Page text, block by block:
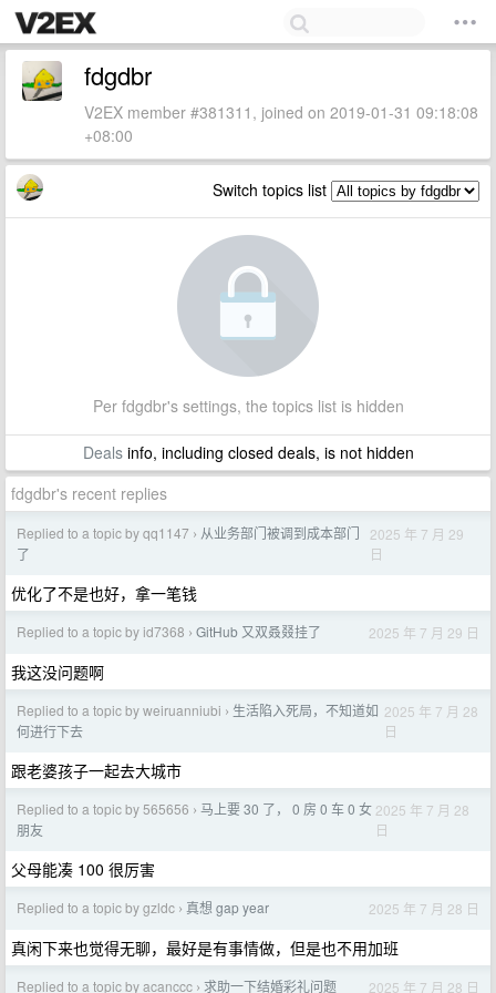
fdgdbr
V2EX member #381311, joined on 2019-01-31 09:18:08
+08:00
Switch topics list
Per fdgdbr's settings, the topics list is hidden
Dealsinfo, including closed deals, is not hidden
fdgdbr's recent replies
Replied to a topic by qq1147 › 从业务部门被调到成本部门
了
2025 年 7 月 29
日
优化了不是也好，拿一笔钱
Replied to a topic by id7368 › GitHub 又双叒叕挂了 2025 年 7 月 29 日
我这没问题啊
Replied to a topic by weiruanniubi › 生活陷入死局，不知道如
何进行下去
2025 年 7 月 28
日
跟老婆孩子一起去大城市
Replied to a topic by 565656 › 马上要 30 了， 0 房 0 车 0 女
朋友
2025 年 7 月 28
日
父母能凑 100 很厉害
Replied to a topic by gzldc › 真想 gap year 2025 年 7 月 28 日
真闲下来也觉得无聊，最好是有事情做，但是也不用加班
Replied to a topic by acanccc › 求助一下结婚彩礼问题 2025 年 7 月 28 日